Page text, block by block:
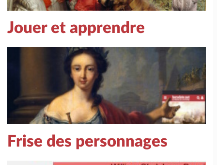
Jouer et apprendre
Frise des personnages